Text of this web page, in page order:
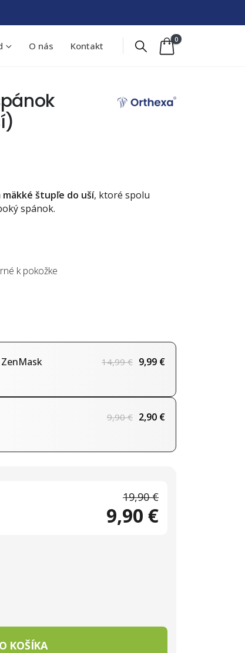
O nás Kontakt
0
mäkké štupľe do uší, ktoré spolu
spánok.
k pokožke
14,99€ 9,99 €
9,90€ 2,90 €
19,90 €
9,90 €
KOŠÍKA